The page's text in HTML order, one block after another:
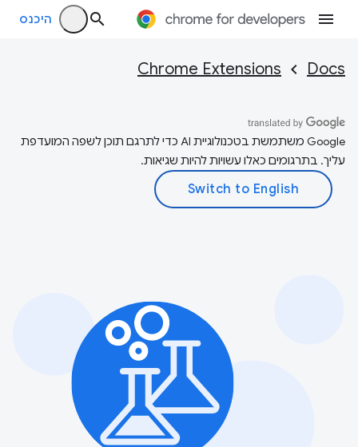
היכנס
Docs
Chrome Extensions
‫Google משתמשת בטכנולוגיית AI כדי לתרגם תוכן לשפה המועדפת
עליך. בתרגומים כאלו עשויות להיות שגיאות.